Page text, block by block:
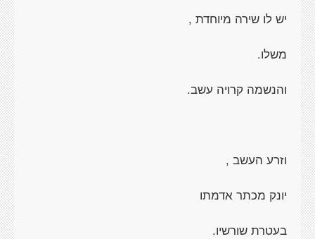
יש לו שירה מיוחדת ,
משלו.
והנשמה קרויה עשב.
וזרע העשב ,
יונק מכתר אדמתו
בעטרת שורשיו.